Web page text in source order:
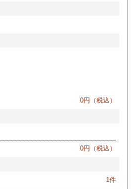
0円（税込）
0円（税込）
1件